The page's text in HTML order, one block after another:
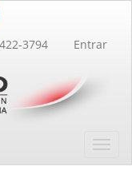
3794 Entrar